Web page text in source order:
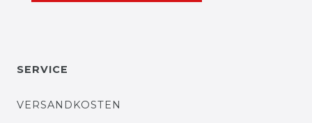
SERVICE
VERSANDKOSTEN